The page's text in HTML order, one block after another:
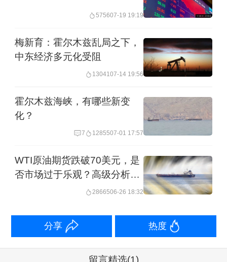
500指数在4月中旬前随原油价格上涨而
的尾部风险已得到遏制、未来路径变得
清晰，股市便开始回升。这种回升并非
2025年的一个重要叙事动态。因此，当
远期展望优于近期，且这种预期逐渐兑
现时，股市在风险评估的基础上作出了
积极响应。”他分析道。
自2月底中东冲突爆发以来，布伦特原油
（AAA）的数据，加油站端的油价已飙
575607-19 19:19
梅新育：霍尔木兹乱局之下，
中东经济多元化受阻
1304107-14 19:56
霍尔木兹海峡，有哪些新变
化？
7 1285507-01 17:57
WTI原油期货跌破70美元，是
否市场过于乐观？高级分析师
2866506-26 18:32
分享 热度
留言精选(1)